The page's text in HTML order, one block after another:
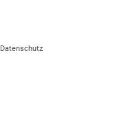
Datenschutz